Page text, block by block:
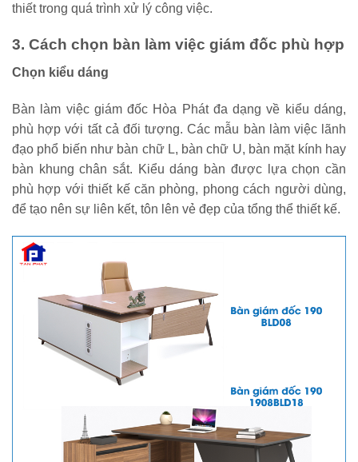
thiết trong quá trình xử lý công việc.
3. Cách chọn bàn làm việc giám đốc phù hợp
Chọn kiểu dáng
Bàn làm việc giám đốc Hòa Phát đa dạng về kiểu dáng,
phù hợp với tất cả đối tượng. Các mẫu bàn làm việc lãnh
đạo phổ biến như bàn chữ L, bàn chữ U, bàn mặt kính hay
bàn khung chân sắt. Kiểu dáng bàn được lựa chọn cần
phù hợp với thiết kế căn phòng, phong cách người dùng,
để tạo nên sự liên kết, tôn lên vẻ đẹp của tổng thể thiết kế.